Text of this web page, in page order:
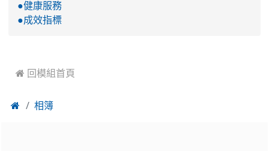
●健康服務
●成效指標
 回模組首頁
 相簿